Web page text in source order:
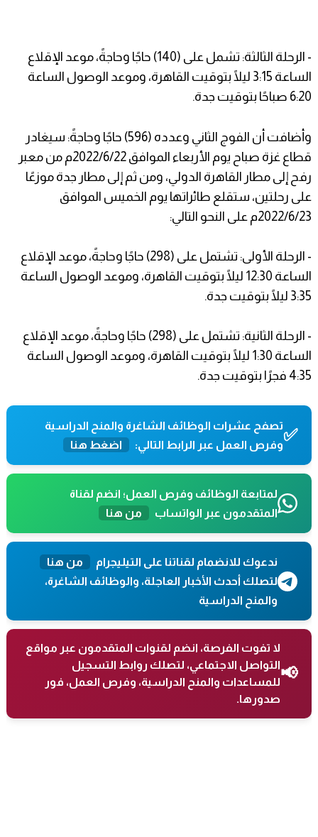
- الرحلة الثالثة: تشمل على (140) حاجًا وحاجةً، موعد الإقلاع
الساعة 3:15 ليلًا بتوقيت القاهرة، وموعد الوصول الساعة
6:20 صباحًا بتوقيت جدة.
وأضافت أن الفوج الثاني وعدده (596) حاجًا وحاجةً: سيغادر
قطاع غزة صباح يوم الأربعاء الموافق 2022/6/22م من معبر
رفح إلى مطار القاهرة الدولي، ومن ثم إلى مطار جدة موزعًا
على رحلتين، ستقلع طائراتها يوم الخميس الموافق
2022/6/23م على النحو التالي:
- الرحلة الأولى: تشتمل على (298) حاجًا وحاجةً، موعد الإقلاع
الساعة 12:30 ليلًا بتوقيت القاهرة، وموعد الوصول الساعة
3:35 ليلًا بتوقيت جدة.
- الرحلة الثانية: تشتمل على (298) حاجًا وحاجةً، موعد الإقلاع
الساعة 1:30 ليلًا بتوقيت القاهرة، وموعد الوصول الساعة
4:35 فجرًا بتوقيت جدة.
✅تصفح عشرات الوظائف الشاغرة والمنح الدراسية
وفرص العمل عبر الرابط التالي:
اضغط هنا
لمتابعة الوظائف وفرص العمل؛ انضم لقناة
المتقدمون عبر الواتساب
من هنا
ندعوك للانضمام لقناتنا على التيليجرام
من هنا
لتصلك أحدث الأخبار العاجلة، والوظائف الشاغرة،
والمنح الدراسية
📢
لا تفوت الفرصة، انضم لقنوات المتقدمون عبر مواقع
التواصل الاجتماعي، لتصلك روابط التسجيل
للمساعدات والمنح الدراسية، وفرص العمل، فور
صدورها.